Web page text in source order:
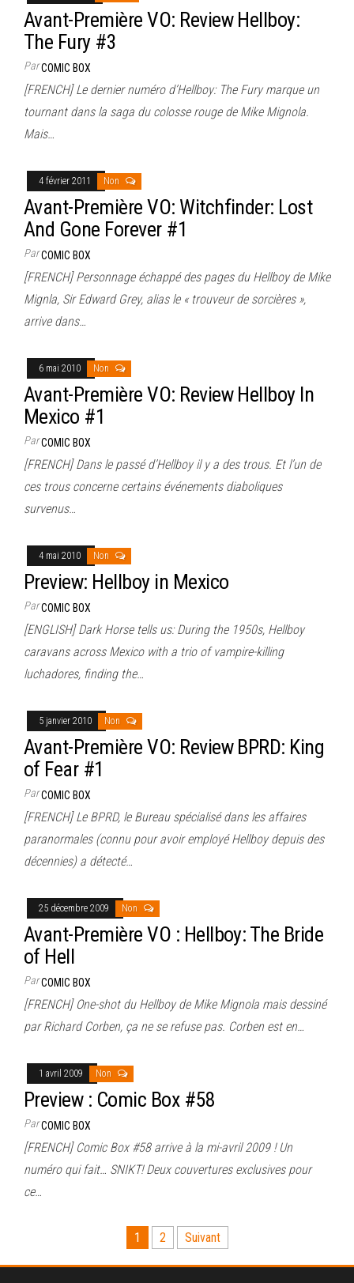
Avant-Première VO: Review Hellboy:
The Fury #3
ParCOMIC BOX
[FRENCH] Le dernier numéro d’Hellboy: The Fury marque un
tournant dans la saga du colosse rouge de Mike Mignola.
Mais…
4 février 2011 Non
Avant-Première VO: Witchfinder: Lost
And Gone Forever #1
ParCOMIC BOX
[FRENCH] Personnage échappé des pages du Hellboy de Mike
Mignla, Sir Edward Grey, alias le « trouveur de sorcières »,
arrive dans…
6 mai 2010 Non
Avant-Première VO: Review Hellboy In
Mexico #1
ParCOMIC BOX
[FRENCH] Dans le passé d’Hellboy il y a des trous. Et l’un de
ces trous concerne certains événements diaboliques
survenus…
4 mai 2010 Non
Preview: Hellboy in Mexico
ParCOMIC BOX
[ENGLISH] Dark Horse tells us: During the 1950s, Hellboy
caravans across Mexico with a trio of vampire-killing
luchadores, finding the…
5 janvier 2010 Non
Avant-Première VO: Review BPRD: King
of Fear #1
ParCOMIC BOX
[FRENCH] Le BPRD, le Bureau spécialisé dans les affaires
paranormales (connu pour avoir employé Hellboy depuis des
décennies) a détecté…
25 décembre 2009 Non
Avant-Première VO : Hellboy: The Bride
of Hell
ParCOMIC BOX
[FRENCH] One-shot du Hellboy de Mike Mignola mais dessiné
par Richard Corben, ça ne se refuse pas. Corben est en…
1 avril 2009 Non
Preview : Comic Box #58
ParCOMIC BOX
[FRENCH] Comic Box #58 arrive à la mi-avril 2009 ! Un
numéro qui fait… SNIKT! Deux couvertures exclusives pour
ce…
des
1 2 Suivant